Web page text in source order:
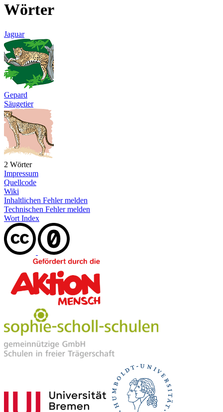
Wörter
Jaguar
Gepard
Säugetier
2 Wörter
Impressum
Quellcode
Wiki
Inhaltlichen Fehler melden
Technischen Fehler melden
Wort Index